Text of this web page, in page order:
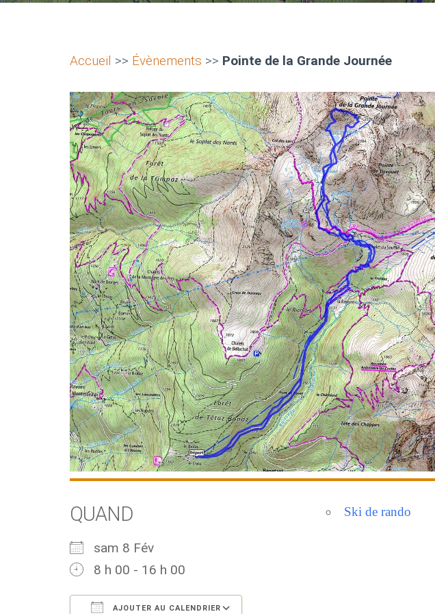
Accueil >> Évènements >> Pointe de la Grande Journée
QUAND
sam 8 Fév
8 h 00 - 16 h 00
AJOUTER AU CALENDRIER
Ski de rando